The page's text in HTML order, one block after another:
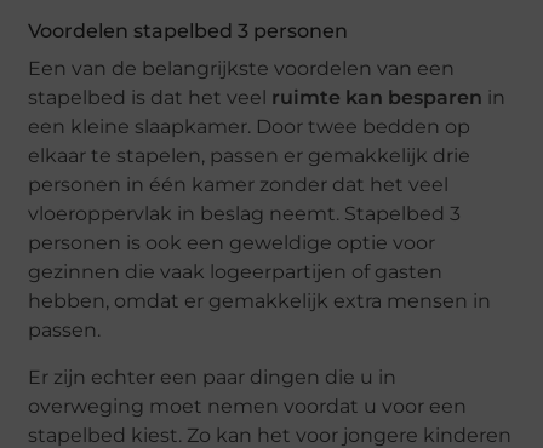
Voordelen stapelbed 3 personen
Een van de belangrijkste voordelen van een
stapelbed is dat het veel ruimte kan besparen in
een kleine slaapkamer. Door twee bedden op
elkaar te stapelen, passen er gemakkelijk drie
personen in één kamer zonder dat het veel
vloeroppervlak in beslag neemt. Stapelbed 3
personen is ook een geweldige optie voor
gezinnen die vaak logeerpartijen of gasten
hebben, omdat er gemakkelijk extra mensen in
passen.
Er zijn echter een paar dingen die u in
overweging moet nemen voordat u voor een
stapelbed kiest. Zo kan het voor jongere kinderen